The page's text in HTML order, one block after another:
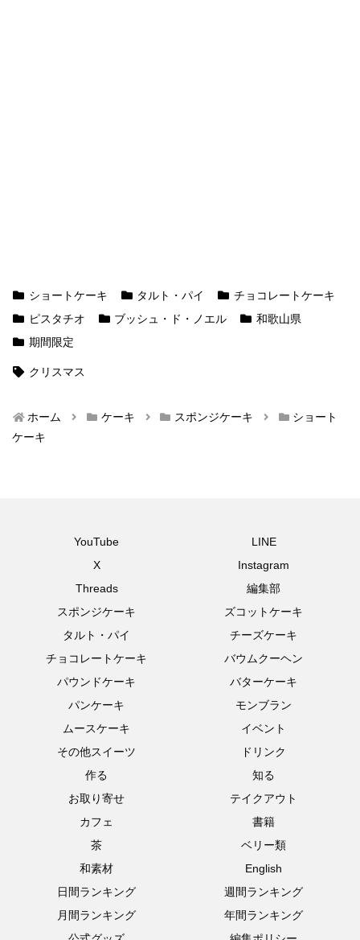
ショートケーキ タルト・パイ
チョコレートケーキ
ピスタチオ
ブッシュ・ド・ノエル
和歌山県
期間限定
クリスマス
ホーム ケーキ スポンジケーキ
ショート
ケーキ
YouTube
LINE
X
Instagram
Threads
編集部
スポンジケーキ
ズコットケーキ
タルト・パイ
チーズケーキ
チョコレートケーキ
バウムクーヘン
パウンドケーキ
バターケーキ
パンケーキ
モンブラン
ムースケーキ
イベント
その他スイーツ
ドリンク
作る
知る
お取り寄せ
テイクアウト
カフェ
書籍
茶
ベリー類
和素材
English
日間ランキング
週間ランキング
月間ランキング
年間ランキング